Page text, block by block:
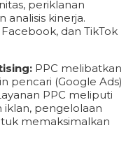
periklanan
analisis kinerja.
dan TikTok
PPC melibatkan
pencari (Google Ads)
PPC meliputi
pengelolaan
memaksimalkan